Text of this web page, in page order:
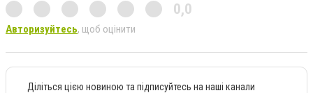
0,0
Авторизуйтесь, щоб оцінити
Діліться цією новиною та підписуйтесь на наші канали